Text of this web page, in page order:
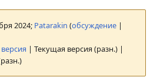
2024; Patarakin (обсуждение|
| Текущая версия (разн.) |